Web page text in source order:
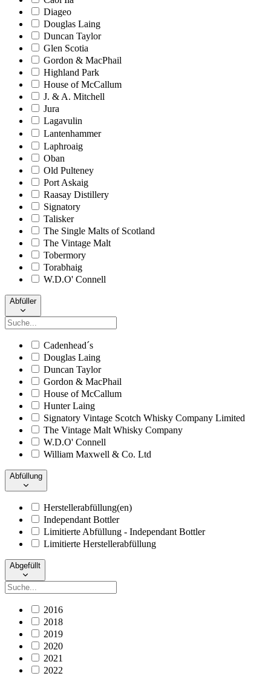
Diageo
Douglas Laing
Duncan Taylor
Glen Scotia
Gordon & MacPhail
Highland Park
House of McCallum
J. & A. Mitchell
Jura
Lagavulin
Lantenhammer
Laphroaig
Oban
Old Pulteney
Port Askaig
Raasay Distillery
Signatory
Talisker
The Single Malts of Scotland
The Vintage Malt
Tobermory
Torabhaig
W.D.O' Connell
Abfüller
Cadenhead´s
Douglas Laing
Duncan Taylor
Gordon & MacPhail
House of McCallum
Hunter Laing
Signatory Vintage Scotch Whisky Company Limited
The Vintage Malt Whisky Company
W.D.O' Connell
William Maxwell & Co. Ltd
Abfüllung
Herstellerabfüllung(en)
Independant Bottler
Limitierte Abfüllung - Independant Bottler
Limitierte Herstellerabfüllung
Abgefüllt
2016
2018
2019
2020
2021
2022